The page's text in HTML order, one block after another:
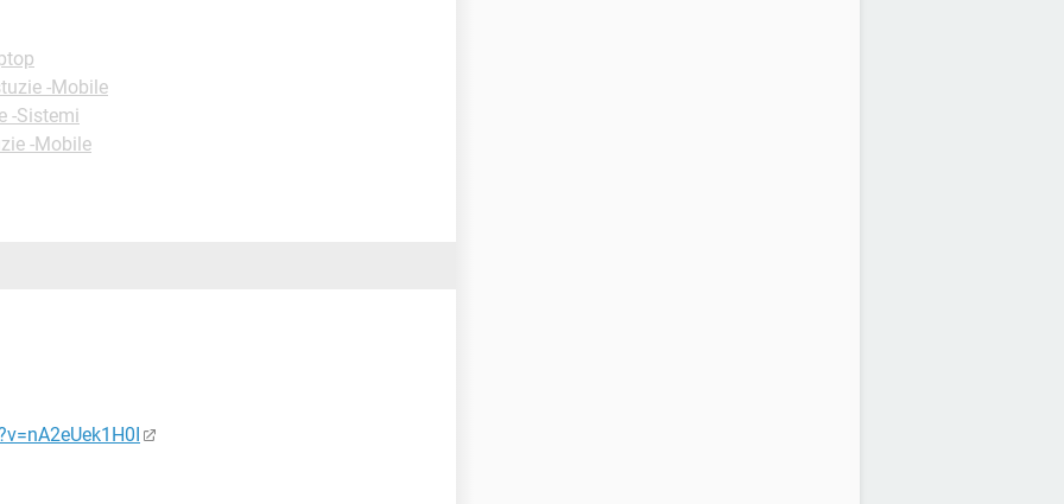
-Mobile
-Sistemi
-Mobile